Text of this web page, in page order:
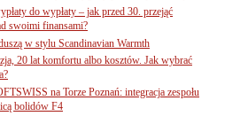
do wypłaty – jak przed 30. przejąć
swoimi finansami?
w stylu Scandinavian Warmth
20 lat komfortu albo kosztów. Jak wybrać
na Torze Poznań: integracja zespołu
bolidów F4